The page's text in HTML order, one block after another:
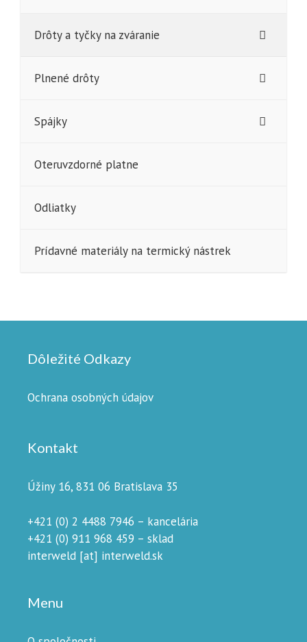
Drôty a tyčky na zváranie
Plnené drôty
Spájky
Oteruvzdorné platne
Odliatky
Prídavné materiály na termický nástrek
Dôležité Odkazy
Ochrana osobných údajov
Kontakt
Úžiny 16, 831 06 Bratislava 35
+421 (0) 2 4488 7946 – kancelária
+421 (0) 911 968 459 – sklad
interweld [at] interweld.sk
Menu